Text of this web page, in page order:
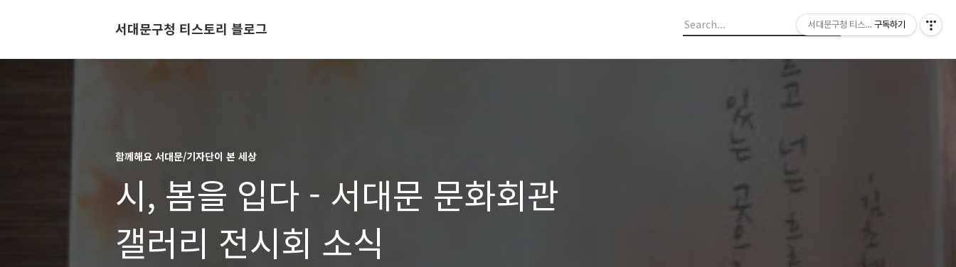
서대문구청 티스토리 블로그
함께해요 서대문/기자단이 본 세상
시, 봄을 입다 - 서대문 문화회관
갤러리 전시회 소식
서대문구청 티스토리 블로그
구독하기